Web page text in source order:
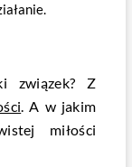
związek? Z
. A w jakim
miłości